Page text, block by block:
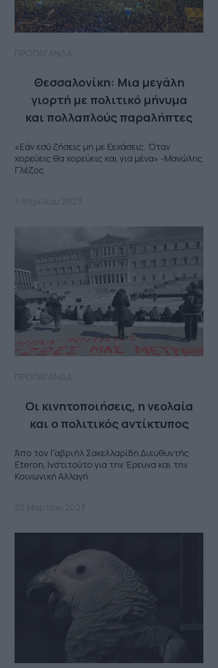
Θεσσαλονίκη: Μια μεγάλη
γιορτή με πολιτικό μήνυμα
και πολλαπλούς παραλήπτες
«Εάν εσύ ζήσεις μη με ξεχάσεις. Όταν
χορεύεις θα χορεύεις και για μένα» -Μανώλης
Γλέζος
Οι κινητοποιήσεις, η νεολαία
και ο πολιτικός αντίκτυπος
Άπο τον Γαβριήλ Σακελλαρίδη Διευθυντής
Eteron, Ινστιτούτο για την Έρευνα και την
Κοινωνική Αλλαγή